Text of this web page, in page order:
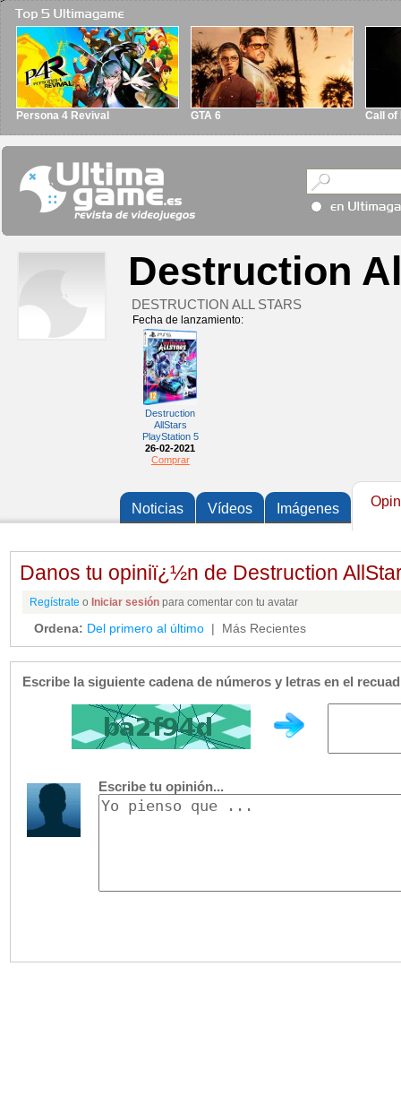
Persona 4 Revival GTA 6 Call of
Destruction
DESTRUCTION ALL STARS
Fecha de lanzamiento:
Destruction
AllStars
PlayStation 5
26-02-2021
Comprar
Noticias Vídeos Imágenes
Danos tu opiniï¿½n de Destruction
Regístrate o Iniciar sesión para comentar con tu avatar
Ordena: Del primero al último | Más Recientes
Escribe la siguiente cadena de números y letras en el
Escribe tu opinión...